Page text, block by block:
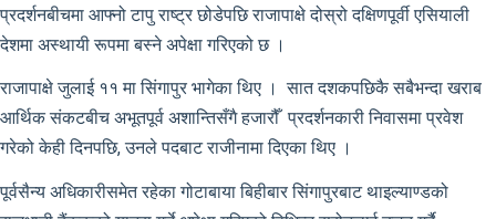
प्रदर्शनबीचमा आफ्नो टापु राष्ट्र छोडेपछि राजापाक्षे दोस्रो दक्षिणपूर्वी एसियाली
देशमा अस्थायी रूपमा बस्ने अपेक्षा गरिएको छ ।
राजापाक्षे जुलाई ११ मा सिंगापुर भागेका थिए । सात दशकपछिकै सबैभन्दा खराब
आर्थिक संकटबीच अभूतपूर्व अशान्तिसँगै हजारौँ प्रदर्शनकारी निवासमा प्रवेश
गरेको केही दिनपछि, उनले पदबाट राजीनामा दिएका थिए ।
पूर्वसैन्य अधिकारीसमेत रहेका गोटाबाया बिहीबार सिंगापुरबाट थाइल्याण्डको